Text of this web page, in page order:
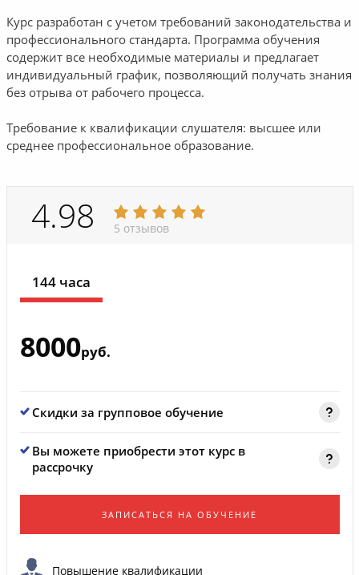
Курс разработан с учетом требований законодательства и
профессионального стандарта. Программа обучения
содержит все необходимые материалы и предлагает
индивидуальный график, позволяющий получать знания
без отрыва от рабочего процесса.
Требование к квалификации слушателя: высшее или
среднее профессиональное образование.
4.98 5 отзывов
144 часа
8000руб.
Скидки за групповое обучение
Вы можете приобрести этот курс в
рассрочку
ЗАПИСАТЬСЯ НА ОБУЧЕНИЕ
Повышение квалификации